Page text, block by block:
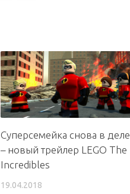
Суперсемейка снова в деле
– новый трейлер LEGO The
Incredibles
19.04.2018